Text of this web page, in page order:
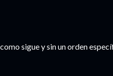
sigue y sin un orden